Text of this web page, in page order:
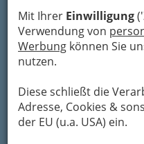
Mit Ihrer Einwilligung
Verwendung von
Werbung können Sie
nutzen.
Diese schließt die
Adresse, Cookies &
der EU (u.a. USA) ein.